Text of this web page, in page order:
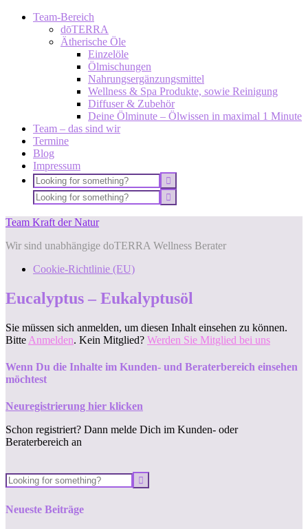
Team-Bereich
dōTERRA
Ätherische Öle
Einzelöle
Ölmischungen
Nahrungsergänzungsmittel
Wellness & Spa Produkte, sowie Reinigung
Diffuser & Zubehör
Deine Ölminute – Ölwissen in maximal 1 Minute
Team – das sind wir
Termine
Blog
Impressum
Team Kraft der Natur
Wir sind unabhängige doTERRA Wellness Berater
Cookie-Richtlinie (EU)
Eucalyptus – Eukalyptusöl
Sie müssen sich anmelden, um diesen Inhalt einsehen zu können.
Bitte Anmelden. Kein Mitglied? Werden Sie Mitglied bei uns
Wenn Du die Inhalte im Kunden- und Beraterbereich einsehen
möchtest
Neuregistrierung hier klicken
Schon registriert? Dann melde Dich im Kunden- oder
Beraterbereich an
Neueste Beiträge